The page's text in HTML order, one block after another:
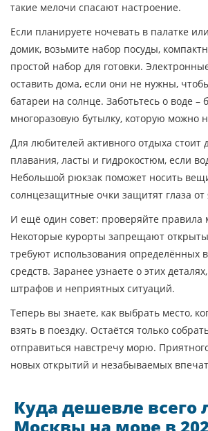
такие мелочи спасают настроение.
Если планируете ночевать в палатке
домик, возьмите набор посуды,
простой набор для готовки.
оставить дома, если они не нужны,
батареи на солнце. Заботьтесь о воде –
многоразовую бутылку, которую можно
Для любителей активного отдыха стоит
плавания, ласты и гидрокостюм, если
Небольшой рюкзак поможет носить
солнцезащитные очки защитят глаза от
И ещё один совет: проверяйте правила
Некоторые курорты запрещают
требуют использования определённых
средств. Заранее узнаете о этих
штрафов и неприятных ситуаций.
Теперь вы знаете, как выбрать место,
взять в поездку. Остаётся только
отправиться навстречу морю.
новых открытий и незабываемых
Куда дешевле всего